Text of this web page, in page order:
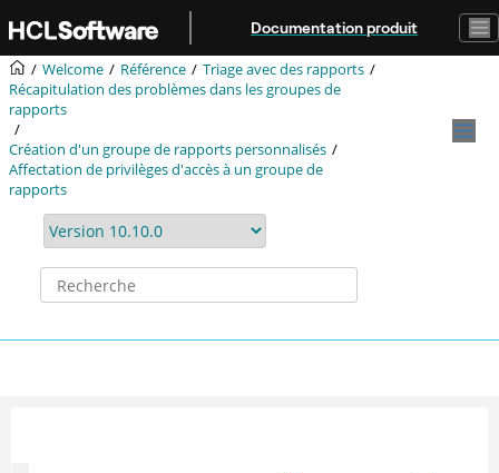
Aller au contenu principal
Documentation produit
Welcome Référence
Triage avec des rapports
Récapitulation des problèmes dans les groupes de
rapports
Création d'un groupe de rapports personnalisés
Affectation de privilèges d'accès à un groupe de
rapports